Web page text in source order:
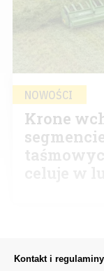
NOWOŚCI
Krone
Kontakt i regulaminy